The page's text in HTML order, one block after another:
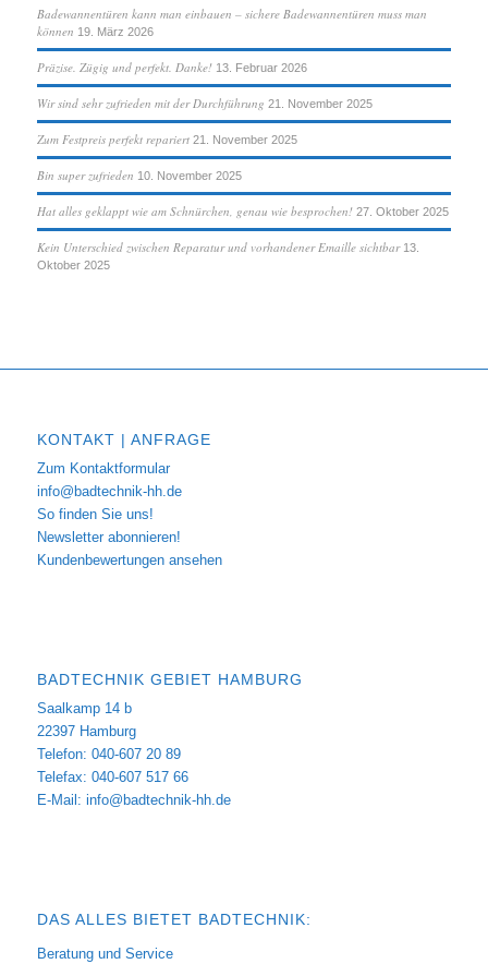
Badewannentüren kann man einbauen – sichere Badewannentüren muss man
können 19. März 2026
Präzise. Zügig und perfekt. Danke! 13. Februar 2026
Wir sind sehr zufrieden mit der Durchführung 21. November 2025
Zum Festpreis perfekt repariert 21. November 2025
Bin super zufrieden 10. November 2025
Hat alles geklappt wie am Schnürchen, genau wie besprochen! 27. Oktober 2025
Kein Unterschied zwischen Reparatur und vorhandener Emaille sichtbar 13.
Oktober 2025
KONTAKT | ANFRAGE
Zum Kontaktformular
info@badtechnik-hh.de
So finden Sie uns!
Newsletter abonnieren!
Kundenbewertungen ansehen
BADTECHNIK GEBIET HAMBURG
Saalkamp 14 b
22397 Hamburg
Telefon: 040-607 20 89
Telefax: 040-607 517 66
E-Mail: info@badtechnik-hh.de
DAS ALLES BIETET BADTECHNIK:
Beratung und Service